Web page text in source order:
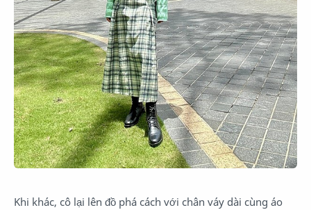
Khi khác, cô lại lên đồ phá cách với chân váy dài cùng áo